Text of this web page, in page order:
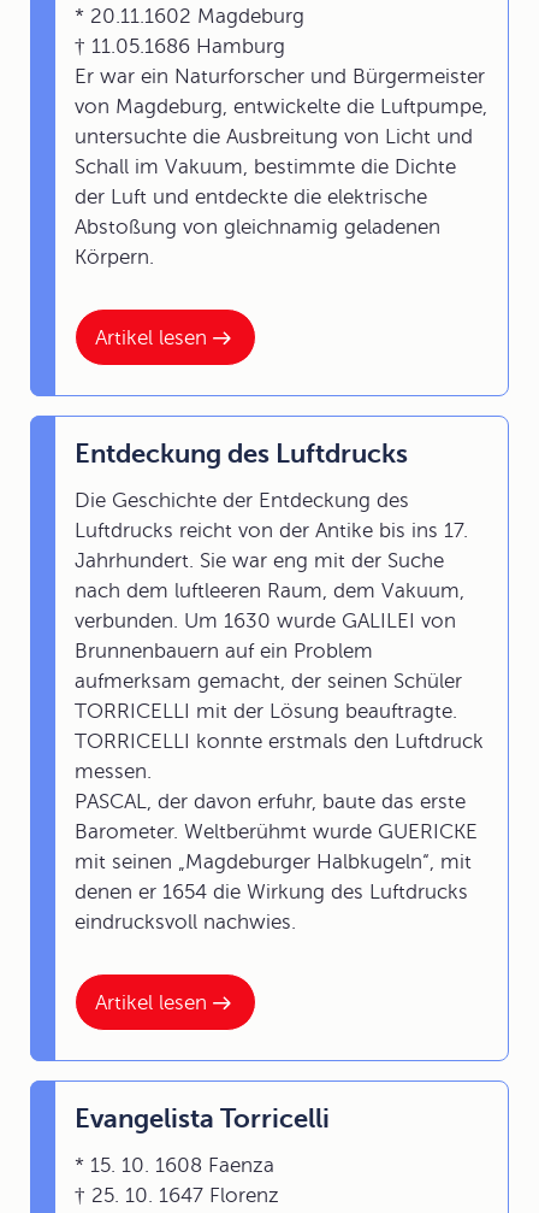
Artikel lesen
* 20.11.1602 Magdeburg
† 11.05.1686 Hamburg
Er war ein Naturforscher und Bürgermeister
von Magdeburg, entwickelte die Luftpumpe,
untersuchte die Ausbreitung von Licht und
Schall im Vakuum, bestimmte die Dichte
der Luft und entdeckte die elektrische
Abstoßung von gleichnamig geladenen
Körpern.
Artikel lesen
Entdeckung des Luftdrucks
Die Geschichte der Entdeckung des
Luftdrucks reicht von der Antike bis ins 17.
Jahrhundert. Sie war eng mit der Suche
nach dem luftleeren Raum, dem Vakuum,
verbunden. Um 1630 wurde GALILEI von
Brunnenbauern auf ein Problem
aufmerksam gemacht, der seinen Schüler
TORRICELLI mit der Lösung beauftragte.
TORRICELLI konnte erstmals den Luftdruck
messen.
PASCAL, der davon erfuhr, baute das erste
Barometer. Weltberühmt wurde GUERICKE
mit seinen „Magdeburger Halbkugeln“, mit
denen er 1654 die Wirkung des Luftdrucks
eindrucksvoll nachwies.
Evangelista Torricelli
* 15. 10. 1608 Faenza
† 25. 10. 1647 Florenz